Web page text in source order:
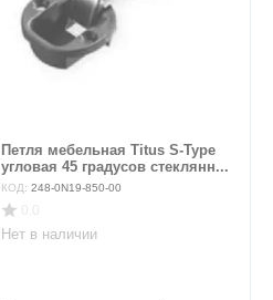
Петля мебельная Titus S-Type
угловая 45 градусов стеклянн...
КОД: 248-0N19-850-00
Нет в наличии